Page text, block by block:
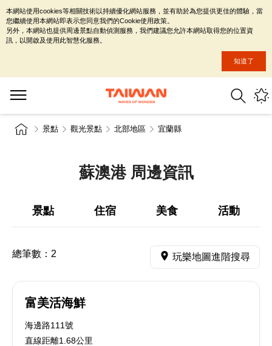
景點 觀光景點 北部地區 宜蘭縣
蘇澳港 周邊資訊
景點 住宿 美食 活動
總筆數： 2 玩樂地圖進階搜尋
富美活海鮮
海邊路111號
直線距離1.68公里
本網站使用cookies等相關技術以持續優化網站服務，並有助於為您提供更佳的體驗，當
您繼續使用本網站即表示您同意我們的Cookie使用政策。
另外，本網站也提供周邊景點自動偵測服務，我們建議您允許本網站取得您的位置資
訊，以開啟及使用此智慧化服務。
知道了